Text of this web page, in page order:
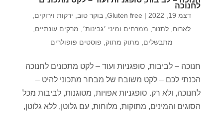
לחנוכה
דצמ 19, 2022 |
Gluten free
,בוקר טוב, ירקות וירוקים,
לארוח,לתנור, ממרחים ומיני ׳גבינות׳, מרקים עונתיים,
מתבשלים, מתוק מתוק, פוסטים פופולרים
חנוכה – לביבות, סופגניות ועוד – לקט מתכונים לחנוכה
הכנתי לכם – לקט משובח של מבחר מתכוני להיט –
לחנוכה, ולא רק. סופגניות אפויות, מטוגנות, לביבות מכל
הסוגים והמינים, מתוקות, מלוחות, עם גלוטן, ללא גלוטן,